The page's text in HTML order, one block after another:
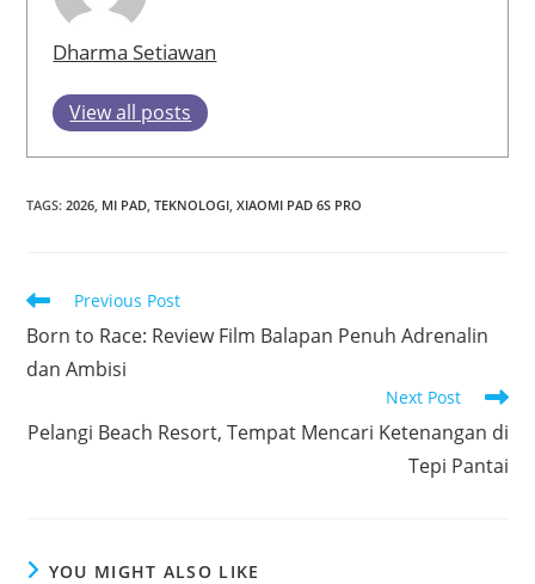
Dharma Setiawan
View all posts
TAGS:2026 MI PAD TEKNOLOGI XIAOMI PAD 6S PRO
Read
articles
Previous Post
Born to Race: Review Film Balapan Penuh Adrenalin
dan Ambisi
Next Post
Pelangi Beach Resort, Tempat Mencari Ketenangan di
Tepi Pantai
YOU MIGHT ALSO LIKE